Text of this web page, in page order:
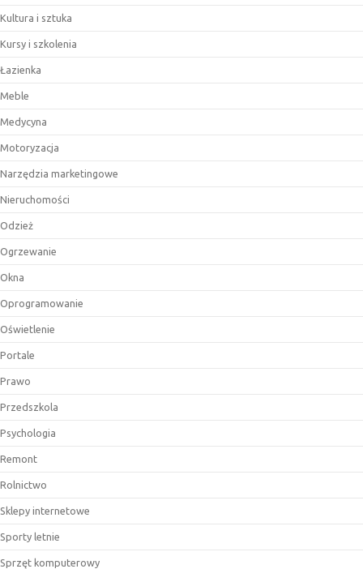
Kultura i sztuka
Kursy i szkolenia
Łazienka
Meble
Medycyna
Motoryzacja
Narzędzia marketingowe
Nieruchomości
Odzież
Ogrzewanie
Okna
Oprogramowanie
Oświetlenie
Portale
Prawo
Przedszkola
Psychologia
Remont
Rolnictwo
Sklepy internetowe
Sporty letnie
Sprzęt komputerowy